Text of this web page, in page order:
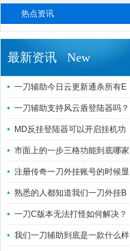
热点资讯
最新资讯 New
一刀辅助今日云更新通杀所有E
一刀辅助支持风云盾登陆器吗？
MD反挂登陆器可以开启挂机功
市面上的一步三格功能到底哪家
注册传奇一刀外挂账号的时候显
熟悉的人都知道我们一刀外挂B
一刀C版本无法打怪如何解决？
我们一刀辅助到底是一款什么样